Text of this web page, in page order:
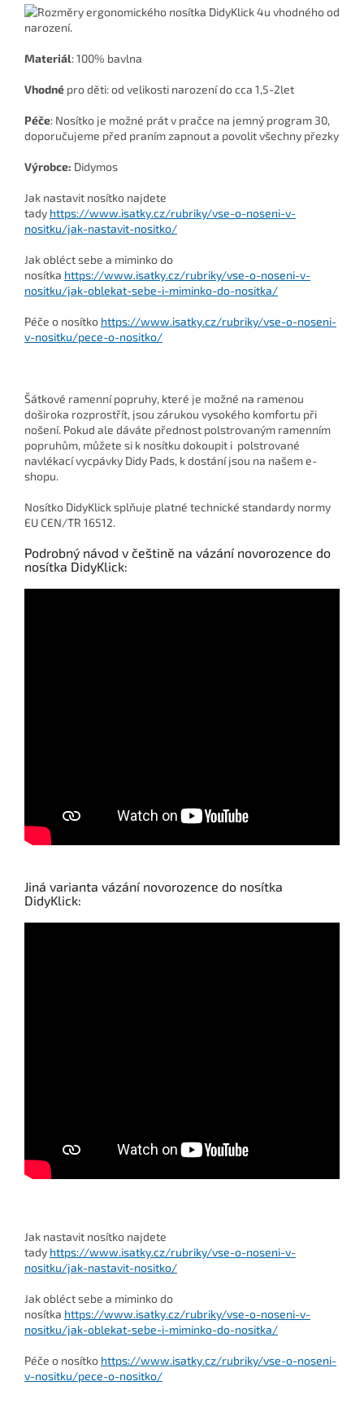
Materiál:100% bavlna
Vhodné pro děti: od velikosti narození do cca 1,5-2let
Péče: Nosítko je možné prát v pračce na jemný program 30,
doporučujeme před praním zapnout a povolit všechny přezky
Výrobce: Didymos
Jak nastavit nosítko najdete
tady https://www.isatky.cz/rubriky/vse-o-noseni-v-
nositku/jak-nastavit-nositko/
Jak obléct sebe a miminko do
nosítka https://www.isatky.cz/rubriky/vse-o-noseni-v-
nositku/jak-oblekat-sebe-i-miminko-do-nositka/
Péče o nosítko https://www.isatky.cz/rubriky/vse-o-noseni-
v-nositku/pece-o-nositko/
Šátkové ramenní popruhy, které je možné na ramenou
doširoka rozprostřít, jsou zárukou vysokého komfortu při
nošení. Pokud ale dáváte přednost polstrovaným ramenním
popruhům, můžete si k nosítku dokoupit i polstrované
navlékací vycpávky Didy Pads, k dostání jsou na našem e-
shopu.
Nosítko DidyKlick splňuje platné technické standardy normy
EU CEN/TR 16512.
Podrobný návod v češtině na vázání novorozence do
nosítka DidyKlick:
Jiná varianta vázání novorozence do nosítka
DidyKlick:
Jak nastavit nosítko najdete
tady https://www.isatky.cz/rubriky/vse-o-noseni-v-
nositku/jak-nastavit-nositko/
Jak obléct sebe a miminko do
nosítka https://www.isatky.cz/rubriky/vse-o-noseni-v-
nositku/jak-oblekat-sebe-i-miminko-do-nositka/
Péče o nosítko https://www.isatky.cz/rubriky/vse-o-noseni-
v-nositku/pece-o-nositko/